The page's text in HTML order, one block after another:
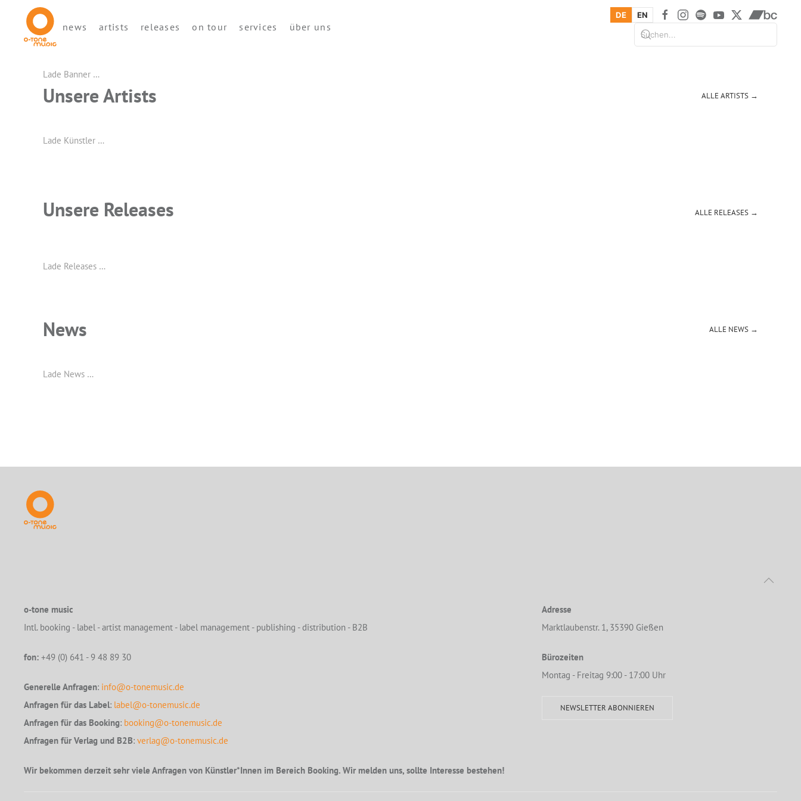
news artists releases on tour services über uns
DE EN
Lade Banner …
Unsere Artists ALLE ARTISTS →
Lade Künstler …
Unsere Releases ALLE RELEASES →
Lade Releases …
News ALLE NEWS →
Lade News …
o-tone music
Intl. booking - label - artist management - label management - publishing - distribution - B2B
fon: +49 (0) 641 - 9 48 89 30
Generelle Anfragen: info@o-tonemusic.de
Anfragen für das Label: label@o-tonemusic.de
Anfragen für das Booking: booking@o-tonemusic.de
Anfragen für Verlag und B2B: verlag@o-tonemusic.de
Wir bekommen derzeit sehr viele Anfragen von Künstler*Innen im Bereich Booking. Wir melden uns, sollte Interesse bestehen!
Adresse
Marktlaubenstr. 1, 35390 Gießen
Bürozeiten
Montag - Freitag 9:00 - 17:00 Uhr
NEWSLETTER ABONNIEREN